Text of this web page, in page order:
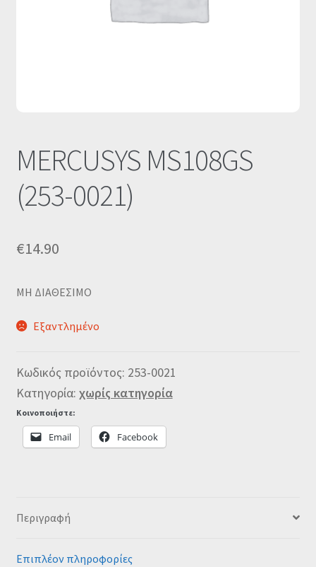
MERCUSYS MS108GS
(253-0021)
€14.90
MΗ ΔΙΑΘΕΣΙΜΟ
Εξαντλημένο
Κωδικός προϊόντος: 253-0021
Κατηγορία: χωρίς κατηγορία
Κοινοποιήστε:
Email Facebook
Περιγραφή
Επιπλέον πληροφορίες